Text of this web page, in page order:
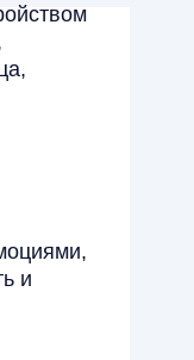
и